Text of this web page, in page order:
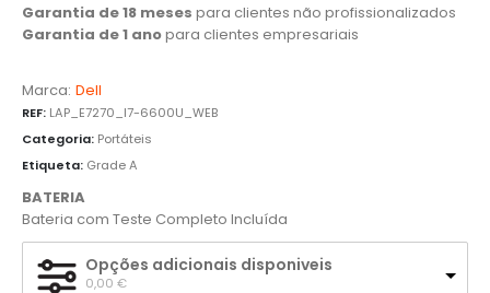
Garantia de 18 meses para clientes não profissionalizados
Garantia de 1 anopara clientes empresariais
Marca: Dell
REF: LAP_E7270_I7-6600U_WEB
Categoria: Portáteis
Etiqueta: Grade A
BATERIA
Bateria com Teste Completo Incluída
Opções adicionais disponiveis
0,00 €